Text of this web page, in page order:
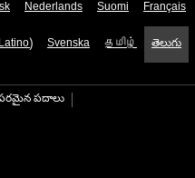
Nederlands Suomi Français
Svenska தமிழ் తెలుగు
పదాలు